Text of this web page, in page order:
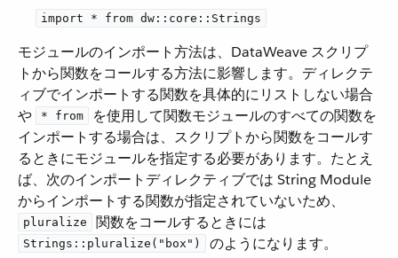
import * from dw::core::Strings
モジュールのインポート方法は、DataWeave スクリプ
トから関数をコールする方法に影響します。ディレクテ
ィブでインポートする関数を具体的にリストしない場合
や ​
* from
​ を使用して関数モジュールのすべての関数を
インポートする場合は、スクリプトから関数をコールす
るときにモジュールを指定する必要があります。たとえ
ば、次のインポートディレクティブでは String Module
からインポートする関数が指定されていないため、​
pluralize ​ 関数をコールするときには ​
Strings::pluralize("box")
​ のようになります。